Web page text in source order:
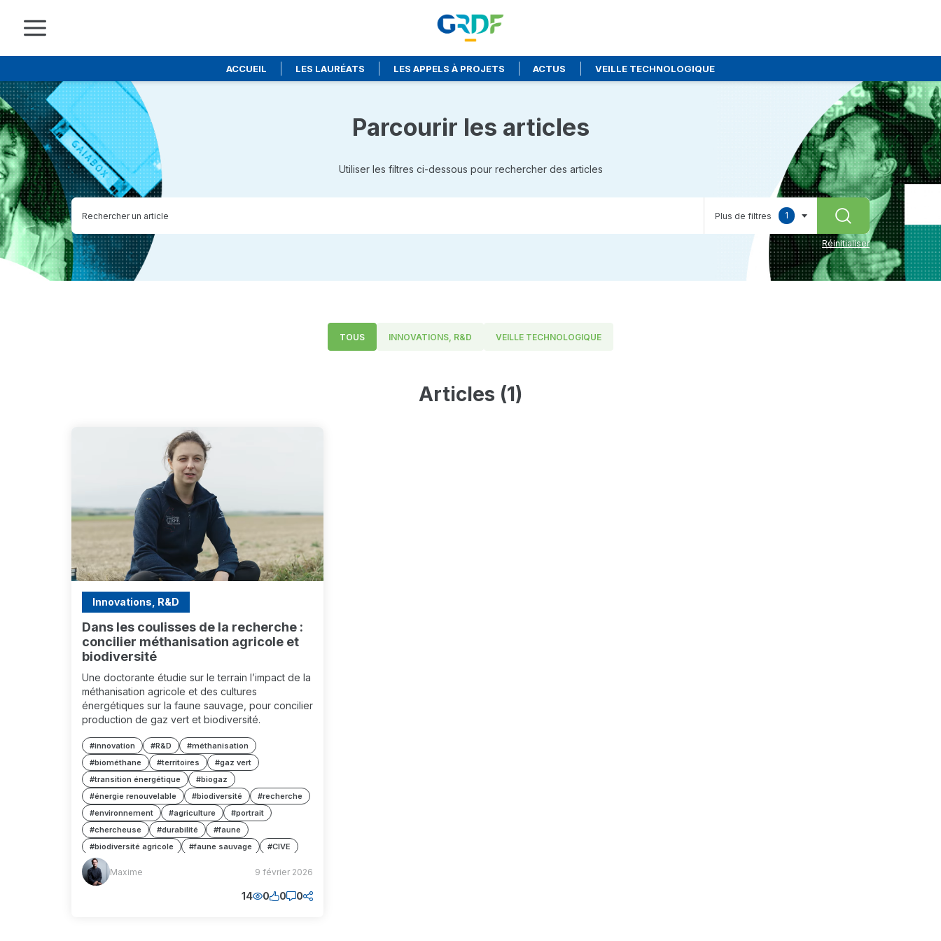
Skip
to
main
content
ACCUEIL LES LAURÉATS LES APPELS À PROJETS ACTUS VEILLE TECHNOLOGIQUE
Parcourir les articles
Utiliser les filtres ci-dessous pour rechercher des articles
Plus de filtres
1
RECHERCHER
Réinitialiser
TOUS INNOVATIONS, R&D VEILLE TECHNOLOGIQUE
Articles (1)
Innovations, R&D
Dans les coulisses de la recherche :
concilier méthanisation agricole et
biodiversité
Une doctorante étudie sur le terrain l’impact de la
méthanisation agricole et des cultures
énergétiques sur la faune sauvage, pour concilier
production de gaz vert et biodiversité.
#innovation #R&D
#méthanisation
#biométhane
#territoires
#gaz vert
#transition énergétique
#biogaz
#énergie renouvelable
#biodiversité
#recherche
#environnement
#agriculture
#portrait
#chercheuse
#durabilité
#faune
#biodiversité agricole
#faune sauvage
#CIVE
#cultures intermédiaires
#pratiques agricoles
#recherche de terrain
Maxime
(MM) Maxime 9 février 2026
14 0 0 0